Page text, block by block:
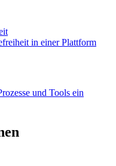
in einer Plattform
und Tools ein